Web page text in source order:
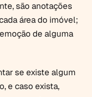
são anotações
área do imóvel;
de alguma
se existe algum
e caso exista,